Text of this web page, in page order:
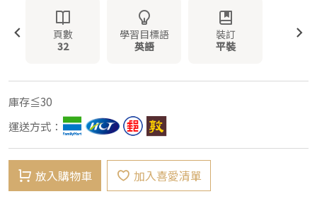
頁數
32
學習目標語
英語
裝訂
平裝
庫存≦30
運送方式：
放入購物車 加入喜愛清單